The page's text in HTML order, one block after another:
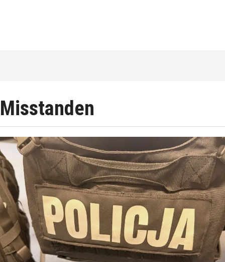
Misstanden